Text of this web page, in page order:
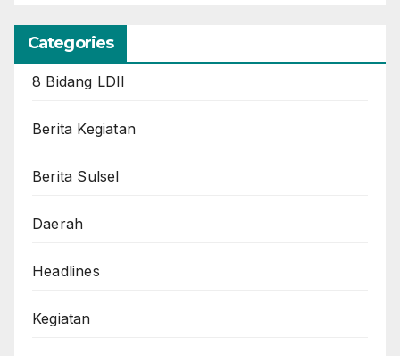
Categories
8 Bidang LDII
Berita Kegiatan
Berita Sulsel
Daerah
Headlines
Kegiatan